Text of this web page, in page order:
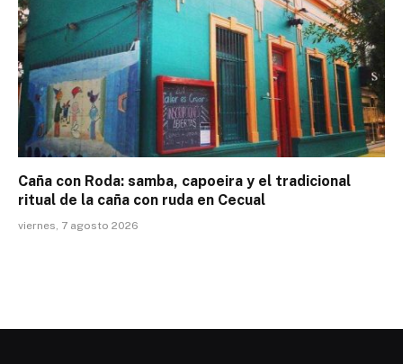
Caña con Roda: samba, capoeira y el tradicional
ritual de la caña con ruda en Cecual
viernes, 7 agosto 2026